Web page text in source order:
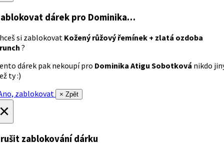
dárek pro Dominika…
si zablokovat Kožený růžový řemínek + zlatá ozdoba
?
dárek pak nekoupí pro Dominika Atigu Sobotková nikdo
ty :)
zablokovat
× Zpět
zablokování dárku